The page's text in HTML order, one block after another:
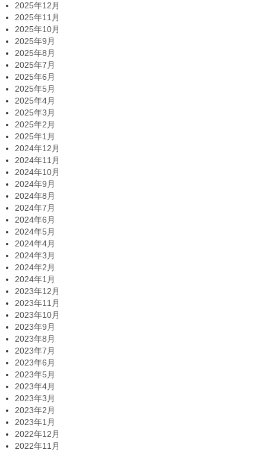
2025年12月
2025年11月
2025年10月
2025年9月
2025年8月
2025年7月
2025年6月
2025年5月
2025年4月
2025年3月
2025年2月
2025年1月
2024年12月
2024年11月
2024年10月
2024年9月
2024年8月
2024年7月
2024年6月
2024年5月
2024年4月
2024年3月
2024年2月
2024年1月
2023年12月
2023年11月
2023年10月
2023年9月
2023年8月
2023年7月
2023年6月
2023年5月
2023年4月
2023年3月
2023年2月
2023年1月
2022年12月
2022年11月